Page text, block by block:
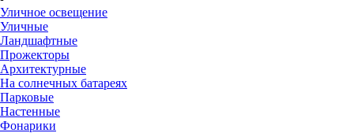
Уличное освещение
Уличные
Ландшафтные
Прожекторы
Архитектурные
На солнечных батареях
Парковые
Настенные
Фонарики